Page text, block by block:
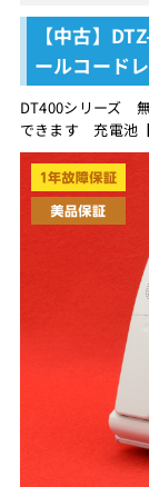
【中古】
ールコード
DT400シリーズ
できます 充電池